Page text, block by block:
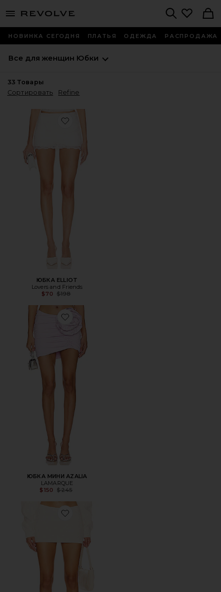
menu - shows more content
НОВИНКА СЕГОДНЯ ПЛАТЬЯ ОДЕЖДА РАСПРОДАЖА
Все для женщин Юбки
33 Товары
Сортировать
Refine
Favorite ЮБКА ELLIOT
ЮБКА ELLIOT
Lovers and Friends
$70 Previous price:
$198
Favorite ЮБКА МИНИ AZALIA
ЮБКА МИНИ AZALIA
LAMARQUE
$150
Previous price:
$245
Favorite ЮБКА МИНИ